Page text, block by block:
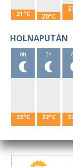
21°C 20°C
HOLNAPUTÁN
0h
22°C
3h
22°C